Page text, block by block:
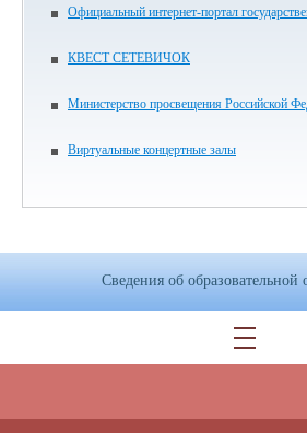
Официальный интернет-портал
КВЕСТ СЕТЕВИЧОК
Министерство просвещения Российской
Виртуальные концертные залы
Сведения об образовательной